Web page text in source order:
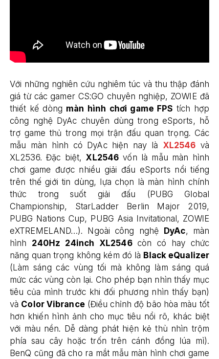
Với những nghiên cứu nghiêm túc và thu thập đánh
giá từ các gamer CS:GO chuyên nghiệp, ZOWIE đã
thiết kế dòng màn hình chơi game FPS tích hợp
công nghệ DyAc chuyên dùng trong eSports, hỗ
trợ game thủ trong mọi trận đấu quan trọng. Các
mẫu màn hình có DyAc hiện nay là XL2546 và
XL2536. Đặc biệt, XL2546 vốn là mẫu màn hình
chơi game được nhiều giải đấu eSports nổi tiếng
trên thế giới tin dùng, lựa chọn là màn hình chính
thức trong suốt giải đấu (PUBG Global
Championship, StarLadder Berlin Major 2019,
PUBG Nations Cup, PUBG Asia Invitational, ZOWIE
eXTREMELAND…). Ngoài công nghệ
DyAc, màn
hình 240Hz 24inch XL2546còn có hay chức
năng quan trọng không kém đó là Black eQualizer
(Làm sáng các vùng tối mà không làm sáng quá
mức các vùng còn lại. Cho phép bạn nhìn thấy mục
tiêu của mình trước khi đối phương nhìn thấy bạn)
và Color Vibrance (Điều chỉnh độ bão hòa màu tốt
hơn khiến hình ảnh cho mục tiêu nổi rõ, khác biệt
với màu nền. Dễ dàng phát hiện kẻ thù nhìn trộm
phía sau cây hoặc trốn trên cánh đồng lúa mì).
BenQ cũng đã cho ra mắt mẫu màn hình chơi game